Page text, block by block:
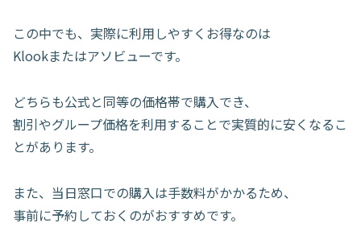
この中でも、実際に利用しやすくお得なのは
Klookまたはアソビューです。
どちらも公式と同等の価格帯で購入でき、
割引やグループ価格を利用することで実質的に安くなるこ
とがあります。
また、当日窓口での購入は手数料がかかるため、
事前に予約しておくのがおすすめです。